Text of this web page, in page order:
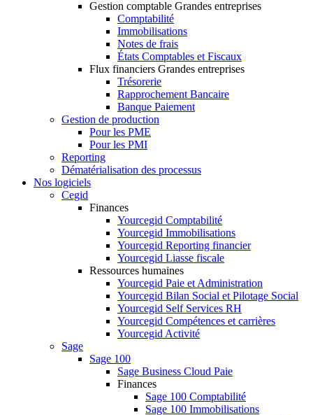
Gestion comptable Grandes entreprises
Comptabilité
Immobilisations
Notes de frais
États Comptables et Fiscaux
Flux financiers Grandes entreprises
Trésorerie
Rapprochement Bancaire
Banque Paiement
Gestion de production
Pour les PME
Pour les PMI
Reporting
Dématérialisation des processus
Nos logiciels
Cegid
Finances
Yourcegid Comptabilité
Yourcegid Immobilisations
Yourcegid Reporting financier
Yourcegid Liasse fiscale
Ressources humaines
Yourcegid Paie et Administration
Yourcegid Bilan Social et Pilotage Social
Yourcegid Self Services RH
Yourcegid Compétences et carrières
Yourcegid Activité
Sage
Sage 100
Sage Business Cloud Paie
Finances
Sage 100 Comptabilité
Sage 100 Immobilisations